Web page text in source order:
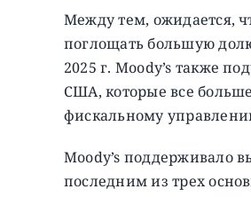
Между тем, ожидается,
поглощать большую
2025 г. Moody’s также
США, которые все
фискальному
Moody’s поддерживало
последним из трех